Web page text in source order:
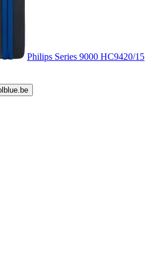
Philips Series 9000 HC9420/15